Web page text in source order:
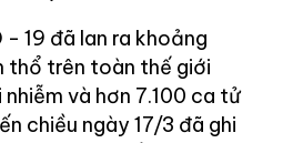
- 19 đã lan ra khoảng
thổ trên toàn thế giới
và hơn 7.100 ca tử
chiều ngày 17/3 đã ghi